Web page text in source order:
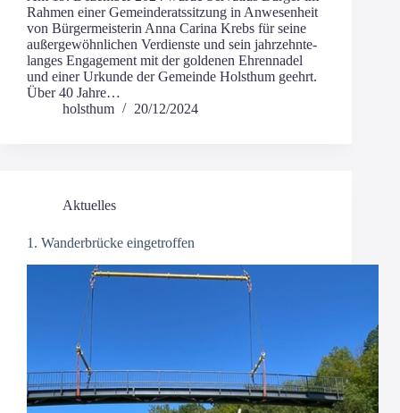
Rah­men einer Gemein­de­rats­sit­zung in Anwe­sen­heit
von Bür­ger­meis­te­rin Anna Cari­na Krebs für sei­ne
außer­ge­wöhn­li­chen Ver­diens­te und sein jahr­zehn­te­
lan­ges Enga­ge­ment mit der gol­de­nen Ehren­na­del
und einer Urkun­de der Gemein­de Holst­hum geehrt.
Über 40 Jahre…
holsthum
20/12/2024
Aktuelles
1. Wanderbrücke eingetroffen